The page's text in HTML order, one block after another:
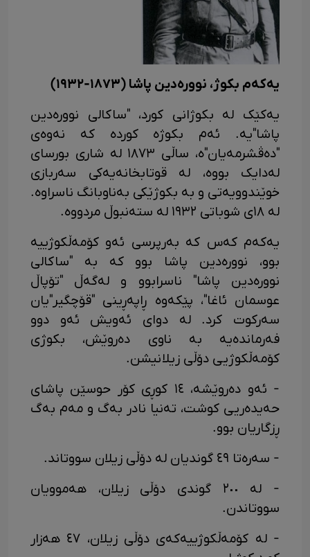
یەکەم بکوژ، نوورەدین پاشا (١٨٧٣-١٩٣٢)
یەکێک لە بکوژانی کورد، "ساکالی نوورەدین
پاشا"یە. ئەم بکوژە کوردە کە نەوەی
"دەڤشرمەیان"ە، ساڵی ١٨٧٣ لە شاری بورسای
لەدایک بووە، لە قوتابخانەیەکی سەربازی
خوێندوویەتی و بە بکوژێکی بەناوبانگ ناسراوە.
لە ١٨ی شوباتی ١٩٣٢ لە ستەنبوڵ مردووە.
یەکەم کەس کە بەرپرسی ئەو کۆمەڵکوژییە
بوو، نوورەدین پاشا بوو کە بە "ساکالی
نوورەدین پاشا" ناسرابوو و لەگەڵ "تۆپاڵ
عوسمان ئاغا"، پێکەوە ڕاپەڕینی "قۆچگیر"یان
سەرکوت کرد. لە دوای ئەویش ئەو دوو
فەرماندەیە بە ناوی دەروێش، بکوژی
کۆمەڵکوژیی دۆڵی زیلانیشن.
- ئەو دەروێشە، ١٤ کوڕی کۆر حوسێن پاشای
حەیدەریی کوشت، تەنیا نادر بەگ و مەم بەگ
ڕزگاریان بوو.
- سەرەتا ٤٩ گوندیان لە دۆڵی زیلان سووتاند.
- لە ٢٠٠ گوندی دۆڵی زیلان، هەموویان
سووتاندن.
- لە کۆمەڵکوژییەکەی دۆڵی زیلان، ٤٧ هەزار